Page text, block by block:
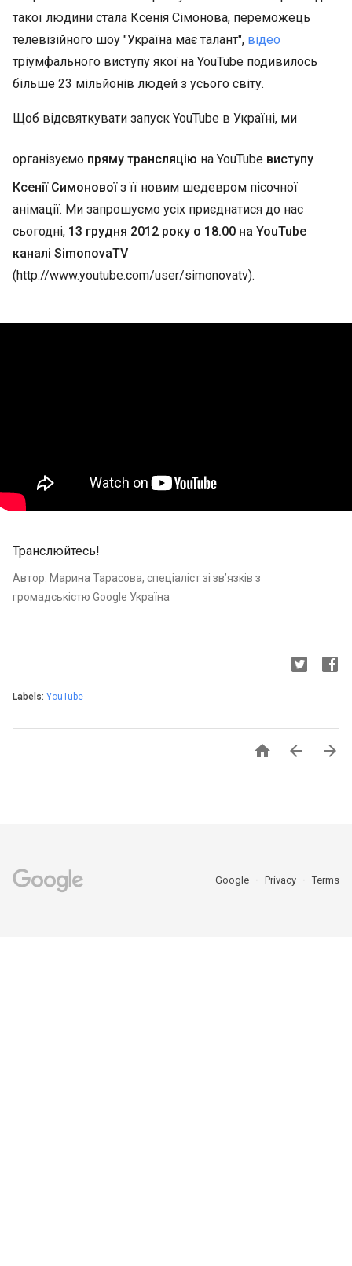
такої людини стала Ксенія Сімонова, переможець
телевізійного шоу "Україна має талант", відео
тріумфального виступу якої на YouTube подивилось
більше 23 мільйонів людей з усього світу.
Щоб відсвяткувати запуск YouTube в Україні, ми
організуємо пряму трансляцію на YouTube виступу
Ксенії Симоновоїз її новим шедевром пісочної
анімації. Ми запрошуємо усіх приєднатися до нас
сьогодні, 13 грудня 2012 року о 18.00 на YouTube
каналі SimonovaTV
(http://www.youtube.com/user/simonovatv).
Транслюйтесь!
Автор: Марина Тарасова, спеціаліст зі зв’язків з
громадськістю Google Україна
Labels: YouTube
  
Google Privacy Terms